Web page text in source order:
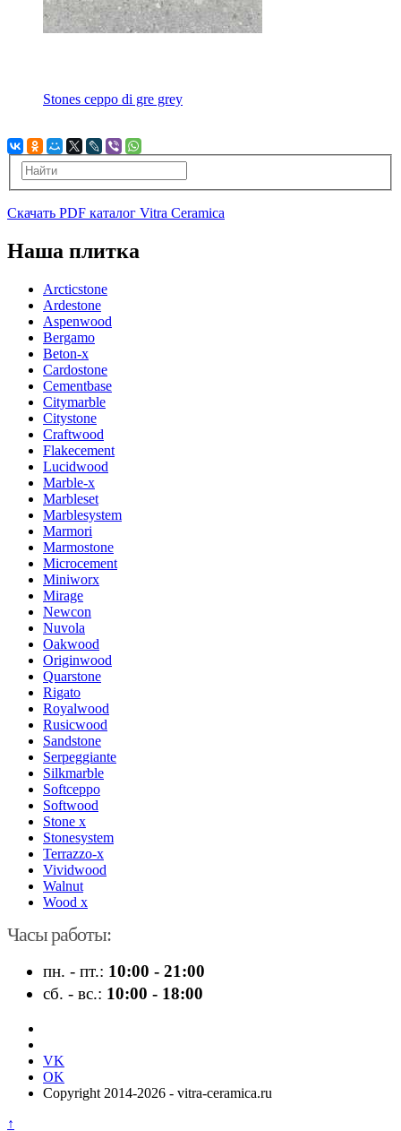
Stones ceppo di gre grey
Скачать PDF каталог Vitra Ceramica
Наша плитка
Arcticstone
Ardestone
Aspenwood
Bergamo
Beton-x
Cardostone
Cementbase
Citymarble
Citystone
Craftwood
Flakecement
Lucidwood
Marble-x
Marbleset
Marblesystem
Marmori
Marmostone
Microcement
Miniworx
Mirage
Newcon
Nuvola
Oakwood
Originwood
Quarstone
Rigato
Royalwood
Rusicwood
Sandstone
Serpeggiante
Silkmarble
Softceppo
Softwood
Stone x
Stonesystem
Terrazzo-x
Vividwood
Walnut
Wood x
Часы работы:
пн. - пт.: 10:00 - 21:00
сб. - вс.: 10:00 - 18:00
VK
OK
Copyright 2014-2026 - vitra-ceramica.ru
↑